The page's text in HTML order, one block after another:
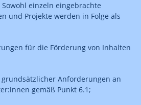
einzeln eingebrachte
und Projekte werden in Folge als
für die Förderung von Inhalten
Anforderungen an
gemäß Punkt 6.1;